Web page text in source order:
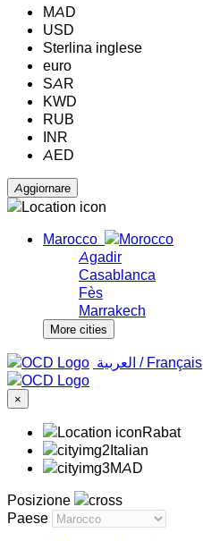
MAD
USD
Sterlina inglese
euro
SAR
KWD
RUB
INR
AED
Marocco
Agadir
Casablanca
Fès
Marrakech
More cities
‏العربية ‏ / Français
×
Rabat
Italian
MAD
Posizione
Paese